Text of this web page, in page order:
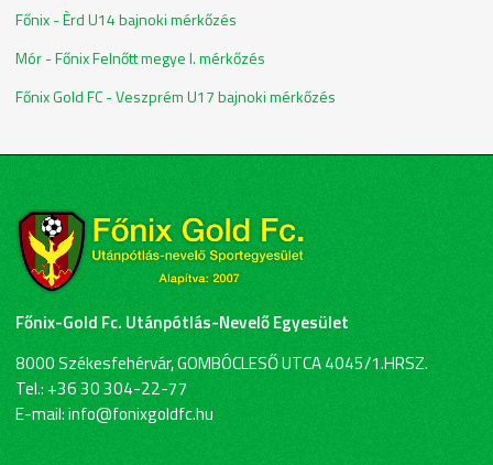
Főnix - Èrd U14 bajnoki mérkőzés
Mór - Főnix Felnőtt megye I. mérkőzés
Főnix Gold FC - Veszprém U17 bajnoki mérkőzés
Főnix-Gold Fc. Utánpótlás-Nevelő Egyesület
8000 Székesfehérvár, GOMBÓCLESŐ UTCA 4045/1.HRSZ.
Tel.: +36 30 304-22-77
E-mail: info@fonixgoldfc.hu